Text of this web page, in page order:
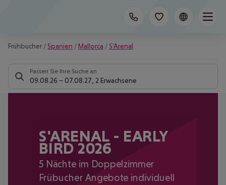
Frühbucher / Spanien / Mallorca / S'Arenal
Passen Sie Ihre Suche an
09.08.26 – 07.08.27 2 Erwachsene
S'ARENAL - EARLY
BIRD 2026
5 Nächte im Doppelzimmer
Frübucher Angebote individuell